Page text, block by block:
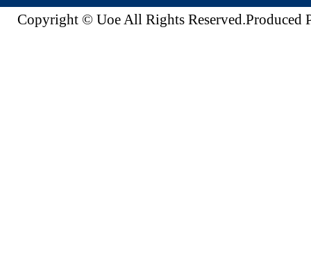
Copyright © Uoe All Rights Reserved.Produced